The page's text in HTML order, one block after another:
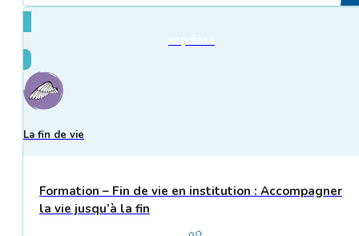
La fin de vie
Formation – Fin de vie en institution : Accompagner
la vie jusqu’à la fin